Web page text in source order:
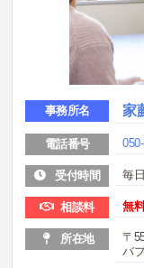
事務所名 家
電話番号
受付時間 毎
相談料 無料
所在地
〒
バ